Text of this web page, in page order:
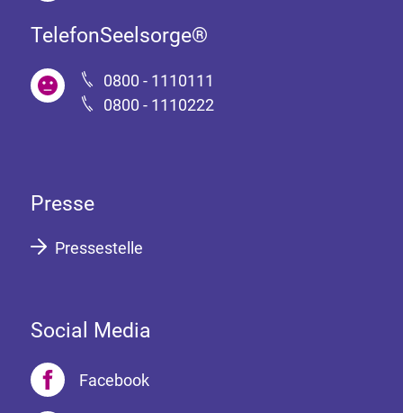
TelefonSeelsorge®
0800 - 1110111
0800 - 1110222
Presse
Pressestelle
Social Media
Facebook